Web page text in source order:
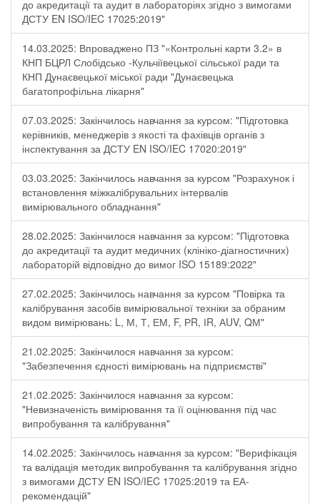
до акредитації та аудит в лабораторіях згідно з вимогами
ДСТУ EN ISO/IEC 17025:2019"
14.03.2025: Впроваджено ПЗ "«Контрольні карти 3.2» в
КНП БЦРЛ Слобідсько -Кульчіївецької сільської ради та
КНП Дунаєвецької міської ради "Дунаєвецька
багатопрофільна лікарня"
07.03.2025: Закінчилось навчання за курсом: "Підготовка
керівників, менеджерів з якості та фахівців органів з
інспектування за ДСТУ EN ISO/IEC 17020:2019"
03.03.2025: Закінчилось навчання за курсом "Розрахунок і
встановлення міжкалібрувальних інтервалів
вимірювального обладнання"
28.02.2025: Закінчилося навчання за курсом: "Підготовка
до акредитації та аудит медичних (клініко-діагностичних)
лабораторій відповідно до вимог ISO 15189:2022"
27.02.2025: Закінчилось навчання за курсом "Повірка та
калібрування засобів вимірювальної техніки за обраним
видом вимірювань: L, М, Т, ЕМ, F, РR, ІR, АUV, QМ"
21.02.2025: Закінчилося навчання за курсом:
"Забезпечення єдності вимірювань на підприємстві"
21.02.2025: Закінчилося навчання за курсом:
"Невизначеність вимірювання та її оцінювання під час
випробування та калібрування"
14.02.2025: Закінчилось навчання за курсом: "Верифікація
та валідація методик випробування та калібрування згідно
з вимогами ДСТУ EN ISO/IEC 17025:2019 та ЕА-
рекомендацій"